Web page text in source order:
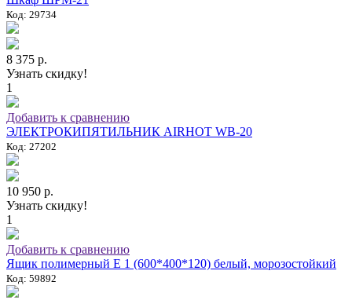
Код: 29734
8 375 р.
Узнать скидку!
1
Добавить к сравнению
ЭЛЕКТРОКИПЯТИЛЬНИК AIRHOT WB-20
Код: 27202
10 950 р.
Узнать скидку!
1
Добавить к сравнению
Ящик полимерный E 1 (600*400*120) белый, морозостойкий
Код: 59892